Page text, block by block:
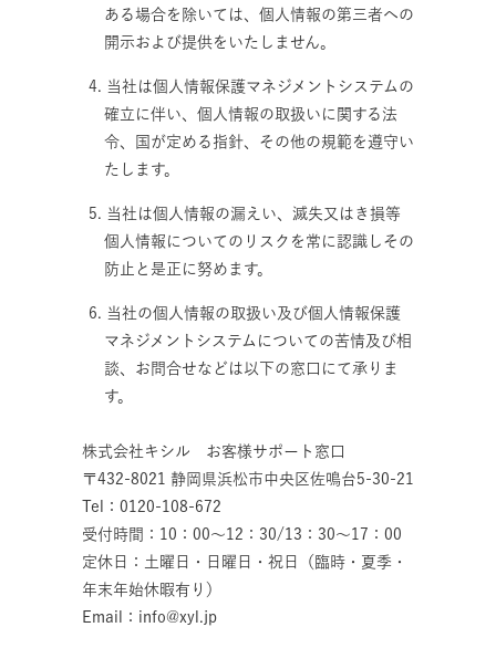
ある場合を除いては、個人情報の第三者への
開示および提供をいたしません。
4. 当社は個人情報保護マネジメントシステムの
確立に伴い、個人情報の取扱いに関する法
令、国が定める指針、その他の規範を遵守い
たします。
5. 当社は個人情報の漏えい、滅失又はき損等
個人情報についてのリスクを常に認識しその
防止と是正に努めます。
6. 当社の個人情報の取扱い及び個人情報保護
マネジメントシステムについての苦情及び相
談、お問合せなどは以下の窓口にて承りま
す。
株式会社キシル お客様サポート窓口
〒432-8021 静岡県浜松市中央区佐鳴台5-30-21
Tel：0120-108-672
受付時間：10：00～12：30/13：30～17：00
定休日：土曜日・日曜日・祝日（臨時・夏季・
年末年始休暇有り）
Email：info@xyl.jp